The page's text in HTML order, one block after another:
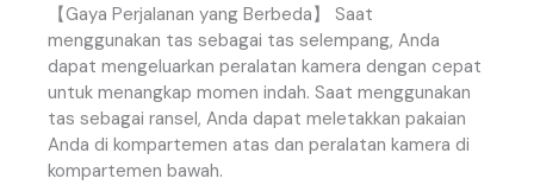
【Gaya Perjalanan yang Berbeda】
Saat
menggunakan tas sebagai tas selempang, Anda
dapat mengeluarkan peralatan kamera dengan cepat
untuk menangkap momen indah. Saat menggunakan
tas sebagai ransel, Anda dapat meletakkan pakaian
Anda di kompartemen atas dan peralatan kamera di
kompartemen bawah.